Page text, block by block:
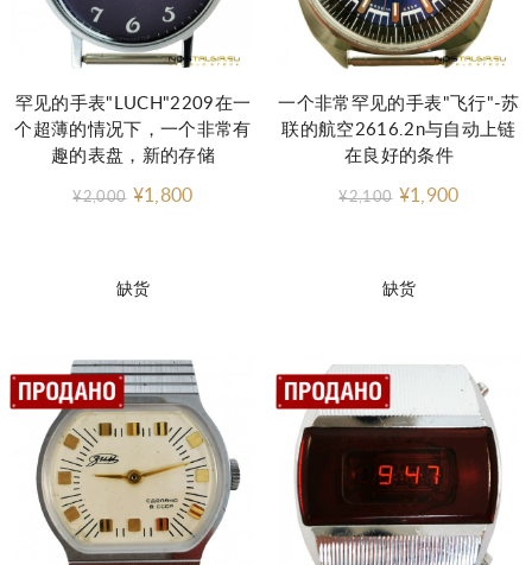
缺货
罕见的手表"LUCH"2209在一
个超薄的情况下，一个非常有
趣的表盘，新的存储
¥2,000 ¥1,800
缺货
一个非常罕见的手表"飞行"-苏
联的航空2616.2n与自动上链
在良好的条件
¥2,100 ¥1,900